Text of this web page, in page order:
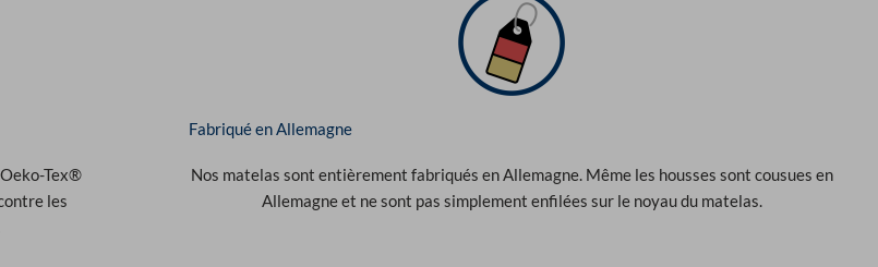
u
5
Tex®
les
Fabriqué en Allemagne
Nos matelas sont entièrement fabriqués en Allemagne. Même les housses sont cousues en
Allemagne et ne sont pas simplement enfilées sur le noyau du matelas.